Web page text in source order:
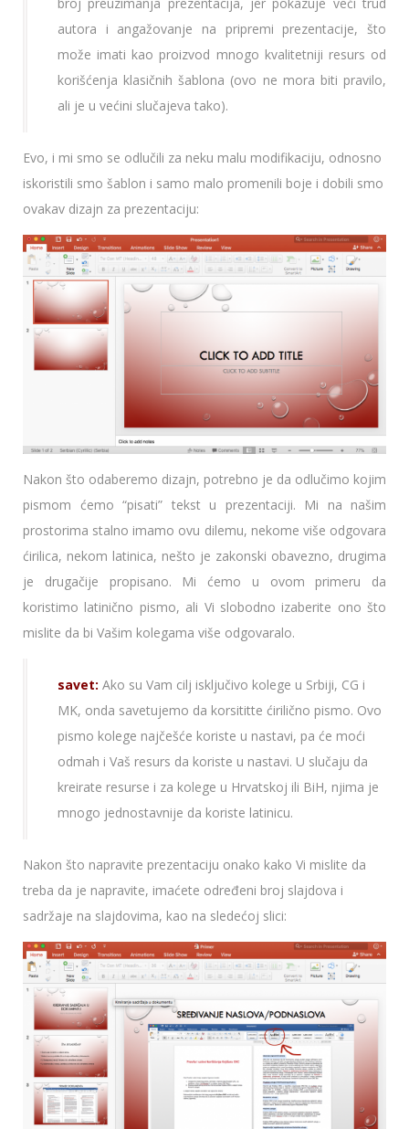
broj preuzimanja prezentacija, jer pokazuje veći trud
autora i angažovanje na pripremi prezentacije, što
može imati kao proizvod mnogo kvalitetniji resurs od
korišćenja klasičnih šablona (ovo ne mora biti pravilo,
ali je u većini slučajeva tako).
Evo, i mi smo se odlučili za neku malu modifikaciju, odnosno
iskoristili smo šablon i samo malo promenili boje i dobili smo
ovakav dizajn za prezentaciju:
Nakon što odaberemo dizajn, potrebno je da odlučimo kojim
pismom ćemo “pisati” tekst u prezentaciji. Mi na našim
prostorima stalno imamo ovu dilemu, nekome više odgovara
ćirilica, nekom latinica, nešto je zakonski obavezno, drugima
je drugačije propisano. Mi ćemo u ovom primeru da
koristimo latinično pismo, ali Vi slobodno izaberite ono što
mislite da bi Vašim kolegama više odgovaralo.
savet: Ako su Vam cilj isključivo kolege u Srbiji, CG i
MK, onda savetujemo da korsititte ćirilično pismo. Ovo
pismo kolege najčešće koriste u nastavi, pa će moći
odmah i Vaš resurs da koriste u nastavi. U slučaju da
kreirate resurse i za kolege u Hrvatskoj ili BiH, njima je
mnogo jednostavnije da koriste latinicu.
Nakon što napravite prezentaciju onako kako Vi mislite da
treba da je napravite, imaćete određeni broj slajdova i
sadržaje na slajdovima, kao na sledećoj slici: